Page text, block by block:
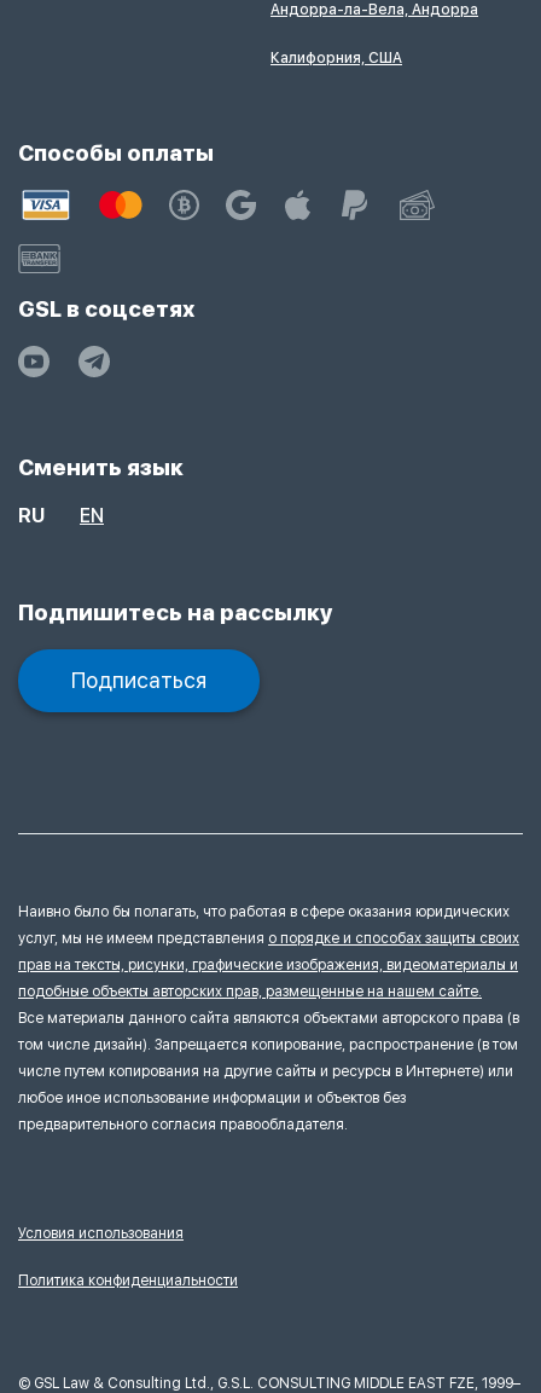
Андорра-ла-Вела, Андорра
Калифорния, США
Способы оплаты
GSL в соцсетях
Сменить язык
RU EN
Подпишитесь на рассылку
Подписаться
Наивно было бы полагать, что работая в сфере оказания юридических
услуг, мы не имеем представления о порядке и способах защиты своих
прав на тексты, рисунки, графические изображения, видеоматериалы и
подобные объекты авторских прав, размещенные на нашем сайте.
Все материалы данного сайта являются объектами авторского права (в
том числе дизайн). Запрещается копирование, распространение (в том
числе путем копирования на другие сайты и ресурсы в Интернете) или
любое иное использование информации и объектов без
предварительного согласия правообладателя.
Условия использования
Политика конфиденциальности
© GSL Law & Consulting Ltd., G.S.L. CONSULTING MIDDLE EAST FZE, 1999–